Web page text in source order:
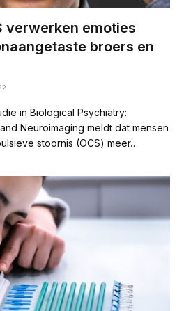
verwerken emoties
broers en
in Biological Psychiatry:
Neuroimaging meldt dat mensen
stoornis (OCS) meer…